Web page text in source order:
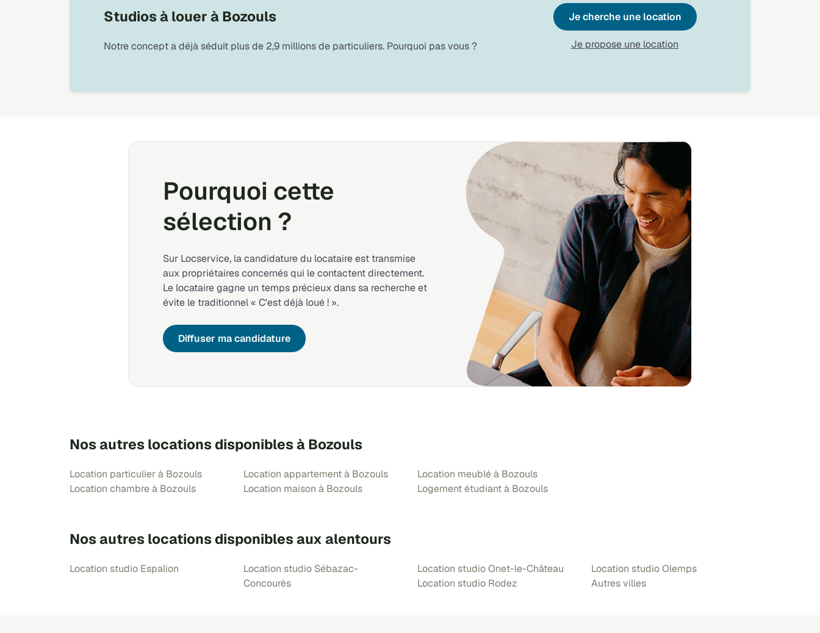
Studios à louer à Bozouls
Notre concept a déjà séduit plus de 2,9 millions de particuliers. Pourquoi pas vous ?
Je cherche une location
Je propose une location
Pourquoi cette
sélection ?
Sur Locservice, la candidature du locataire est transmise
aux propriétaires concernés qui le contactent directement.
Le locataire gagne un temps précieux dans sa recherche et
évite le traditionnel « C'est déjà loué ! ».
Diffuser ma candidature
Nos autres locations disponibles à Bozouls
Location particulier à Bozouls
Location chambre à Bozouls
Location appartement à Bozouls
Location maison à Bozouls
Location meublé à Bozouls
Logement étudiant à Bozouls
Nos autres locations disponibles aux alentours
Location studio Espalion
Location studio Sébazac-
Concourès
Location studio Onet-le-Château
Location studio Rodez
Location studio Olemps
Autres villes